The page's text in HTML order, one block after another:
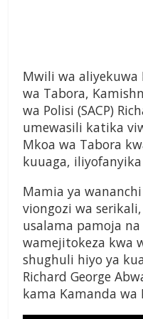
Mwili wa aliyekuwa
wa Tabora,
wa Polisi (SACP)
umewasili katika
Mkoa wa Tabora
kuuaga, iliyofanyika
Mamia ya
viongozi wa
usalama pamoja
wamejitokeza kwa
shughuli hiyo ya
Richard George
kama Kamanda wa